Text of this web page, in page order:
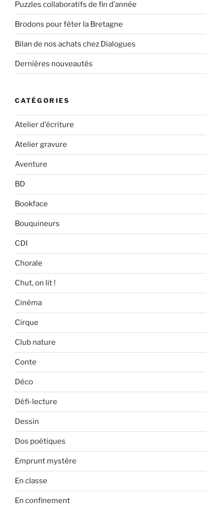
Puzzles collaboratifs de fin d’année
Brodons pour fêter la Bretagne
Bilan de nos achats chez Dialogues
Dernières nouveautés
CATÉGORIES
Atelier d'écriture
Atelier gravure
Aventure
BD
Bookface
Bouquineurs
CDI
Chorale
Chut, on lit !
Cinéma
Cirque
Club nature
Conte
Déco
Défi-lecture
Dessin
Dos poétiques
Emprunt mystère
En classe
En confinement